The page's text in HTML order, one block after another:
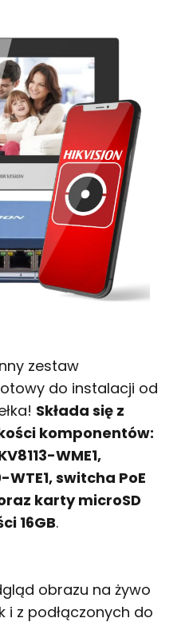
zestaw
do instalacji od
Składa się z
komponentów:
WME1,
switcha PoE
karty microSD
16GB.
obrazu na żywo
i z podłączonych do